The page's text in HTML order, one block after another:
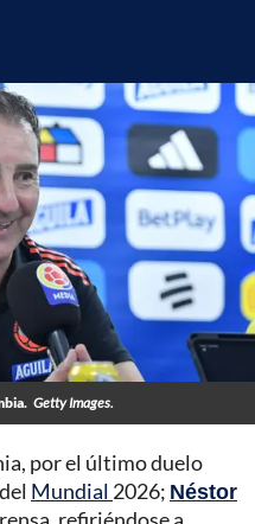
Getty Images.
por el último duelo
Mundial 2026; Néstor
refiriéndose a